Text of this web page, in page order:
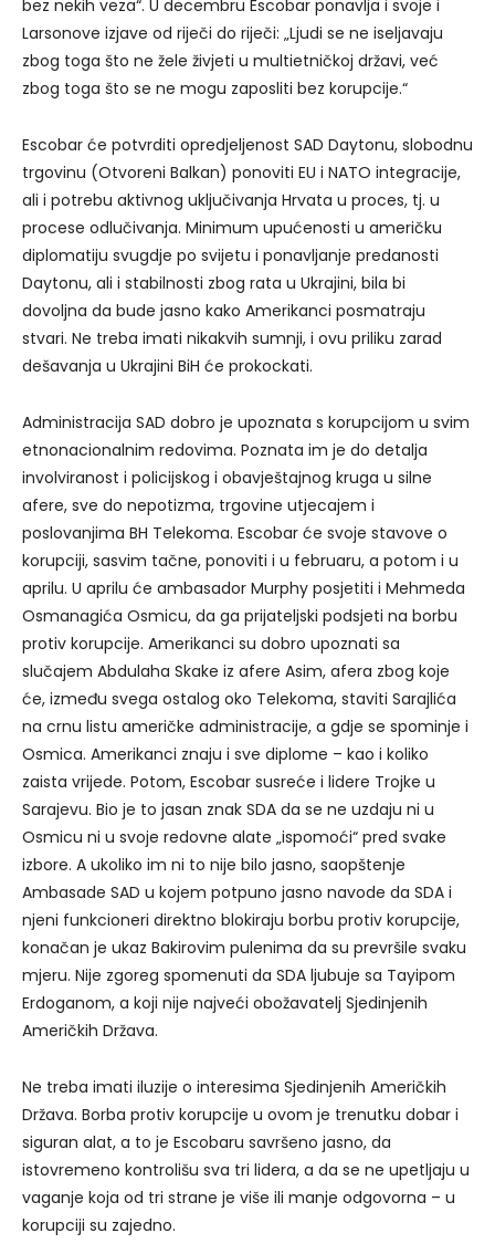
bez nekih veza“. U decembru Escobar ponavlja i svoje i
Larsonove izjave od riječi do riječi: „Ljudi se ne iseljavaju
zbog toga što ne žele živjeti u multietničkoj državi, već
zbog toga što se ne mogu zaposliti bez korupcije.“
Escobar će potvrditi opredjeljenost SAD Daytonu, slobodnu
trgovinu (Otvoreni Balkan) ponoviti EU i NATO integracije,
ali i potrebu aktivnog uključivanja Hrvata u proces, tj. u
procese odlučivanja. Minimum upućenosti u američku
diplomatiju svugdje po svijetu i ponavljanje predanosti
Daytonu, ali i stabilnosti zbog rata u Ukrajini, bila bi
dovoljna da bude jasno kako Amerikanci posmatraju
stvari. Ne treba imati nikakvih sumnji, i ovu priliku zarad
dešavanja u Ukrajini BiH će prokockati.
Administracija SAD dobro je upoznata s korupcijom u svim
etnonacionalnim redovima. Poznata im je do detalja
involviranost i policijskog i obavještajnog kruga u silne
afere, sve do nepotizma, trgovine utjecajem i
poslovanjima BH Telekoma. Escobar će svoje stavove o
korupciji, sasvim tačne, ponoviti i u februaru, a potom i u
aprilu. U aprilu će ambasador Murphy posjetiti i Mehmeda
Osmanagića Osmicu, da ga prijateljski podsjeti na borbu
protiv korupcije. Amerikanci su dobro upoznati sa
slučajem Abdulaha Skake iz afere Asim, afera zbog koje
će, između svega ostalog oko Telekoma, staviti Sarajlića
na crnu listu američke administracije, a gdje se spominje i
Osmica. Amerikanci znaju i sve diplome – kao i koliko
zaista vrijede. Potom, Escobar susreće i lidere Trojke u
Sarajevu. Bio je to jasan znak SDA da se ne uzdaju ni u
Osmicu ni u svoje redovne alate „ispomoći“ pred svake
izbore. A ukoliko im ni to nije bilo jasno, saopštenje
Ambasade SAD u kojem potpuno jasno navode da SDA i
njeni funkcioneri direktno blokiraju borbu protiv korupcije,
konačan je ukaz Bakirovim pulenima da su prevršile svaku
mjeru. Nije zgoreg spomenuti da SDA ljubuje sa Tayipom
Erdoganom, a koji nije najveći obožavatelj Sjedinjenih
Američkih Država.
Ne treba imati iluzije o interesima Sjedinjenih Američkih
Država. Borba protiv korupcije u ovom je trenutku dobar i
siguran alat, a to je Escobaru savršeno jasno, da
istovremeno kontrolišu sva tri lidera, a da se ne upetljaju u
vaganje koja od tri strane je više ili manje odgovorna – u
korupciji su zajedno.